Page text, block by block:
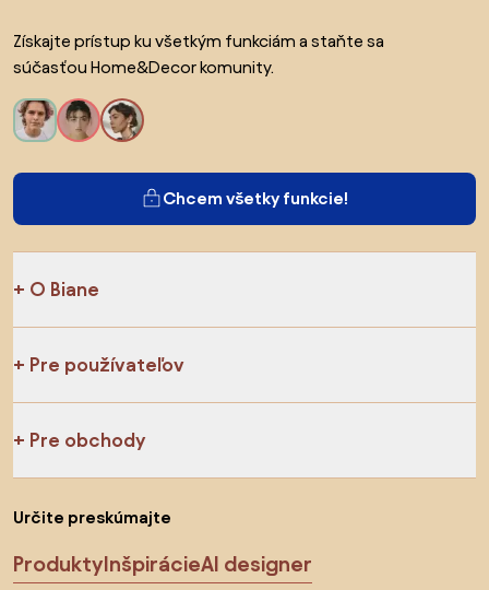
Získajte prístup ku všetkým funkciám a staňte sa
súčasťou Home&Decor komunity.
Chcem všetky funkcie!
O Biane
Pre používateľov
Pre obchody
Určite preskúmajte
ProduktyInšpirácieAI designer